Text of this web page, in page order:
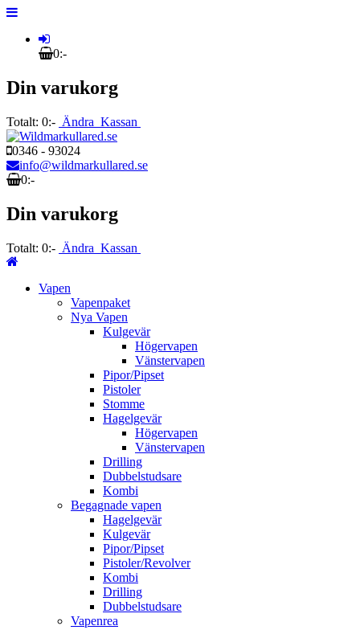
0:-
Din varukorg
Totalt: 0:- Ändra Kassan
0346 - 93024
info@wildmarkullared.se
0:-
Din varukorg
Totalt: 0:- Ändra Kassan
Vapen
Vapenpaket
Nya Vapen
Kulgevär
Högervapen
Vänstervapen
Pipor/Pipset
Pistoler
Stomme
Hagelgevär
Högervapen
Vänstervapen
Drilling
Dubbelstudsare
Kombi
Begagnade vapen
Hagelgevär
Kulgevär
Pipor/Pipset
Pistoler/Revolver
Kombi
Drilling
Dubbelstudsare
Vapenrea